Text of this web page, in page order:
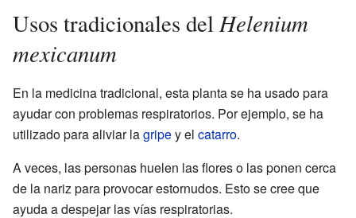
Usos tradicionales delHelenium
mexicanum
En la medicina tradicional, esta planta se ha usado para
ayudar con problemas respiratorios. Por ejemplo, se ha
utilizado para aliviar lagripey el catarro.
A veces, las personas huelen las flores o las ponen cerca
de la nariz para provocar estornudos. Esto se cree que
ayuda a despejar las vías respiratorias.